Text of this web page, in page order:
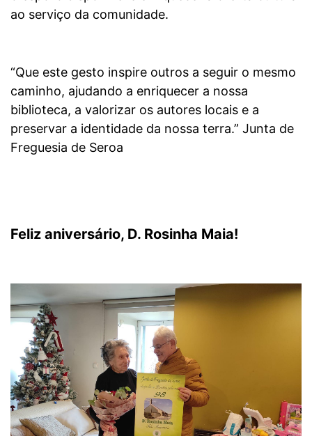
ao serviço da comunidade.
“Que este gesto inspire outros a seguir o mesmo
caminho, ajudando a enriquecer a nossa
biblioteca, a valorizar os autores locais e a
preservar a identidade da nossa terra.” Junta de
Freguesia de Seroa
Feliz aniversário, D. Rosinha Maia!